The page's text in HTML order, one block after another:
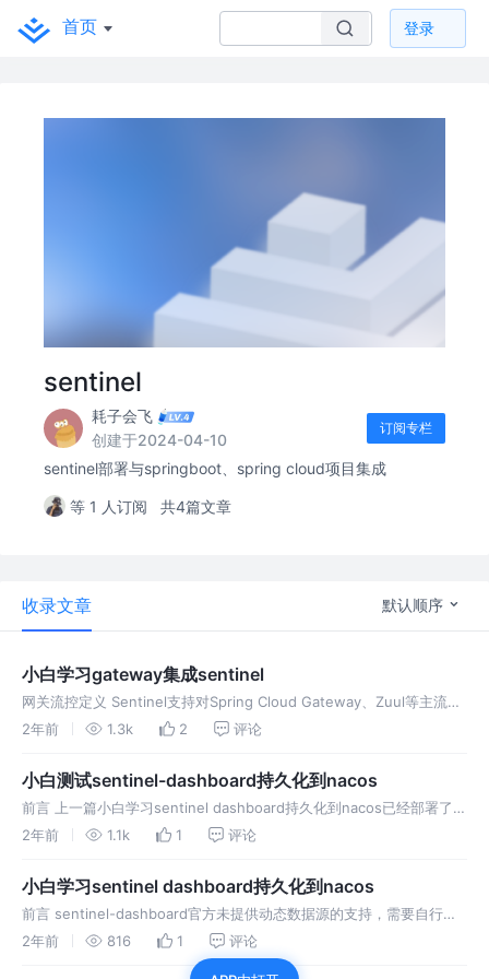
首页 登录
sentinel
耗子会飞
创建于2024-04-10
订阅专栏
sentinel部署与springboot、spring cloud项目集成
等 1 人订阅 共4篇文章
收录文章 默认顺序
小白学习gateway集成sentinel
网关流控定义 Sentinel支持对Spring Cloud Gateway、Zuul等主流的
API Gataway 进行限流，作用在网关的流控称之为网关流控，其实现原
2年前 1.3k 2 评论
小白测试sentinel-dashboard持久化到nacos
前言 上一篇小白学习sentinel dashboard持久化到nacos已经部署了持
久化到nacos的sentinel-dashboard。 本篇任务： 测试sentinel-
2年前 1.1k 1 评论
小白学习sentinel dashboard持久化到nacos
前言 sentinel-dashboard官方未提供动态数据源的支持，需要自行整
合。官方虽未提供实现，但是却提供了整合样例代码，从而实现
dashboard与nacos的互通。 官方描述 原始模式 通过
2年前 816 1 评论